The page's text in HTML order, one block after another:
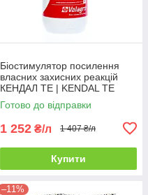
Біостимулятор посилення
власних захисних реакцій
КЕНДАЛ ТЕ | KENDAL TE
Valagro 1 л
Готово до відправки
1 252 ₴/л 1 407 ₴/л
Купити
–11%